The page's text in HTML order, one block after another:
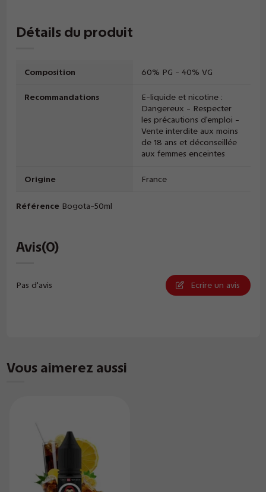
Détails du produit
Composition 60% PG - 40% VG
Recommandations
E-liquide et nicotine :
Dangereux - Respecter
les précautions d'emploi -
Vente interdite aux moins
de 18 ans et déconseillée
aux femmes enceintes
Origine France
Référence Bogota-50ml
Avis(0)
Pas d'avis Ecrire un avis
Vous aimerez aussi